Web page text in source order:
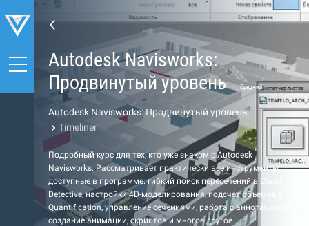
Autodesk Navisworks:
Продвинутый уровень
Средний
Autodesk Navisworks: Продвинутый уровень
Timeliner
Подробный курс для тех, кто уже знаком с Autodesk
Navisworks. Рассматривает практически все инструменты,
доступные в программе: гибкий поиск пересечений в Clash
Detective, настройки 4D-моделирования, подсчет объемов в
Quantification, управление сечениями, работа с аннотациями,
создание анимации, скриптов и многое другое.